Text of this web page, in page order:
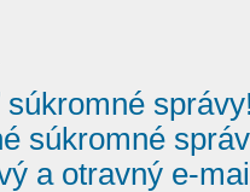
súkromné
a otravný e-